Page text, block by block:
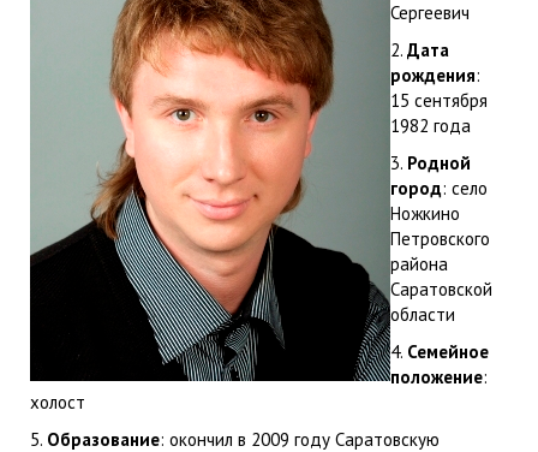
Сергеевич
2. Дата
рождения:
15 сентября
1982 года
3. Родной
город: село
Ножкино
Петровского
района
Саратовской
области
4. Семейное
положение:
холост
5. Образование: окончил в 2009 году Саратовскую